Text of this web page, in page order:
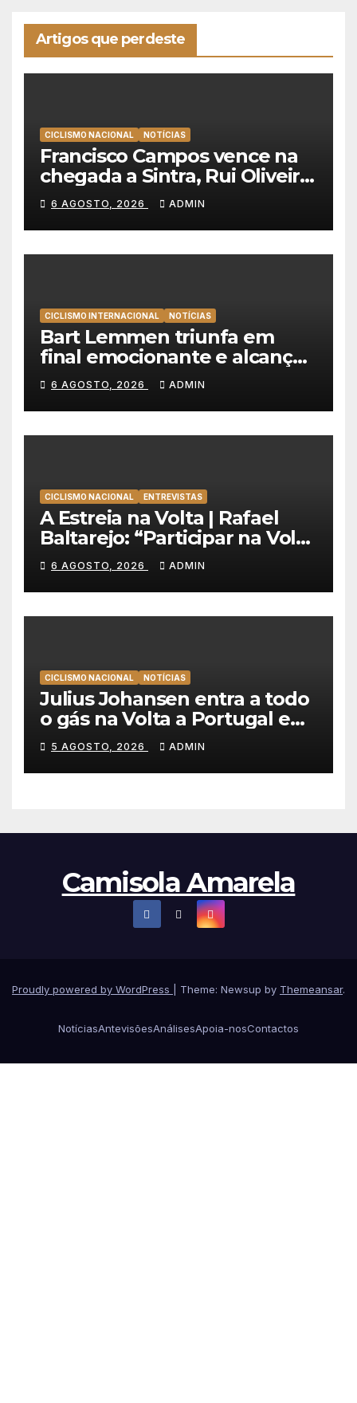
Artigos que perdeste
CICLISMO NACIONAL NOTÍCIAS
Francisco Campos vence na
chegada a Sintra, Rui Oliveira
veste de amarelo na Volta a
Portugal
6 AGOSTO, 2026 ADMIN
CICLISMO INTERNACIONAL NOTÍCIAS
Bart Lemmen triunfa em
final emocionante e alcança
a primeira vitória da carreira
na Volta à Polónia
6 AGOSTO, 2026 ADMIN
CICLISMO NACIONAL ENTREVISTAS
A Estreia na Volta | Rafael
Baltarejo: “Participar na Volta
a Portugal é o sonho de
qualquer ciclista”
6 AGOSTO, 2026 ADMIN
CICLISMO NACIONAL NOTÍCIAS
Julius Johansen entra a todo
o gás na Volta a Portugal e
lidera dobradinha da UAE
Team Emirates em Lisboa
5 AGOSTO, 2026 ADMIN
Camisola Amarela
Proudly powered by WordPress Theme: Newsup by Themeansar.
NotíciasAntevisõesAnálisesApoia-nosContactos